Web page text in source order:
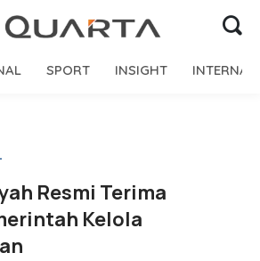
SPORT INSIGHT
Resmi Terima
Kelola